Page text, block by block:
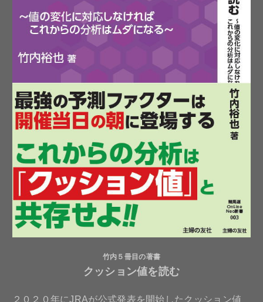
竹内５冊目の著書
クッション値を読む
２０２０年にJRAが公式発表を開始したクッション値